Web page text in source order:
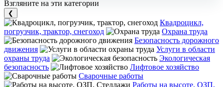
Взгляните на эти категории
❮
Квадроцикл,
погрузчик, трактор, снегоход
Охрана труда
Безопасность дорожного
движения
Услуги в области
охраны труда
Экологическая
безопасность
Лифтовое хозяйство
Сварочные работы
Работы на высоте, ОЗП,